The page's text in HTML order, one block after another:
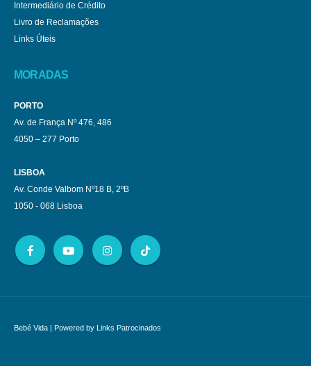
Intermediário de Crédito
Livro de Reclamações
Links Úteis
MORADAS
PORTO
Av. de França Nº 476, 486
4050 – 277 Porto
LISBOA
Av. Conde Valbom Nº18 B, 2ºB
1050 - 068 Lisboa
Bebé Vida | Powered by Links Patrocinados